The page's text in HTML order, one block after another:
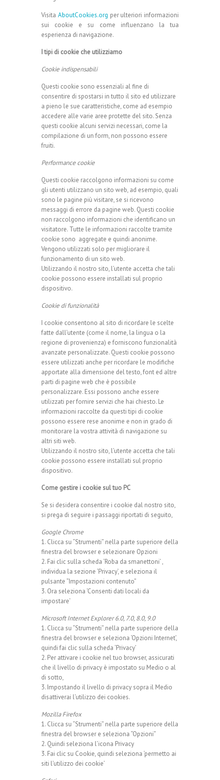
Visita AboutCookies.org per ulteriori informazioni
sui cookie e su come influenzano la tua
esperienza di navigazione.
I tipi di cookie che utilizziamo
Cookie indispensabili
Questi cookie sono essenziali al fine di
consentire di spostarsi in tutto il sito ed utilizzare
a pieno le sue caratteristiche, come ad esempio
accedere alle varie aree protette del sito. Senza
questi cookie alcuni servizi necessari, come la
compilazione di un form, non possono essere
fruiti.
Performance cookie
Questi cookie raccolgono informazioni su come
gli utenti utilizzano un sito web, ad esempio, quali
sono le pagine più visitare, se si ricevono
messaggi di errore da pagine web. Questi cookie
non raccolgono informazioni che identificano un
visitatore. Tutte le informazioni raccolte tramite
cookie sono aggregate e quindi anonime.
Vengono utilizzati solo per migliorare il
funzionamento di un sito web.
Utilizzando il nostro sito, l’utente accetta che tali
cookie possono essere installati sul proprio
dispositivo.
Cookie di funzionalità
I cookie consentono al sito di ricordare le scelte
fatte dall’utente (come il nome, la lingua o la
regione di provenienza) e forniscono funzionalità
avanzate personalizzate. Questi cookie possono
essere utilizzati anche per ricordare le modifiche
apportate alla dimensione del testo, font ed altre
parti di pagine web che è possibile
personalizzare. Essi possono anche essere
utilizzati per fornire servizi che hai chiesto. Le
informazioni raccolte da questi tipi di cookie
possono essere rese anonime e non in grado di
monitorare la vostra attività di navigazione su
altri siti web.
Utilizzando il nostro sito, l’utente accetta che tali
cookie possono essere installati sul proprio
dispositivo.
Come gestire i cookie sul tuo PC
Se si desidera consentire i cookie dal nostro sito,
si prega di seguire i passaggi riportati di seguito,
Google Chrome
1. Clicca su “Strumenti” nella parte superiore della
finestra del browser e selezionare Opzioni
2. Fai clic sulla scheda ‘Roba da smanettoni’ ,
individua la sezione ‘Privacy’, e seleziona il
pulsante “Impostazioni contenuto”
3. Ora seleziona ‘Consenti dati locali da
impostare’
Microsoft Internet Explorer 6.0, 7.0, 8.0, 9.0
1. Clicca su “Strumenti” nella parte superiore della
finestra del browser e seleziona ‘Opzioni Internet’,
quindi fai clic sulla scheda ‘Privacy’
2. Per attivare i cookie nel tuo browser, assicurati
che il livello di privacy è impostato su Medio o al
di sotto,
3. Impostando il livello di privacy sopra il Medio
disattiverai l’utilizzo dei cookies.
Mozilla Firefox
1. Clicca su “Strumenti” nella parte superiore della
finestra del browser e seleziona “Opzioni”
2. Quindi seleziona l’icona Privacy
3. Fai clic su Cookie, quindi seleziona ‘permetto ai
siti l’utilizzo dei cookie’